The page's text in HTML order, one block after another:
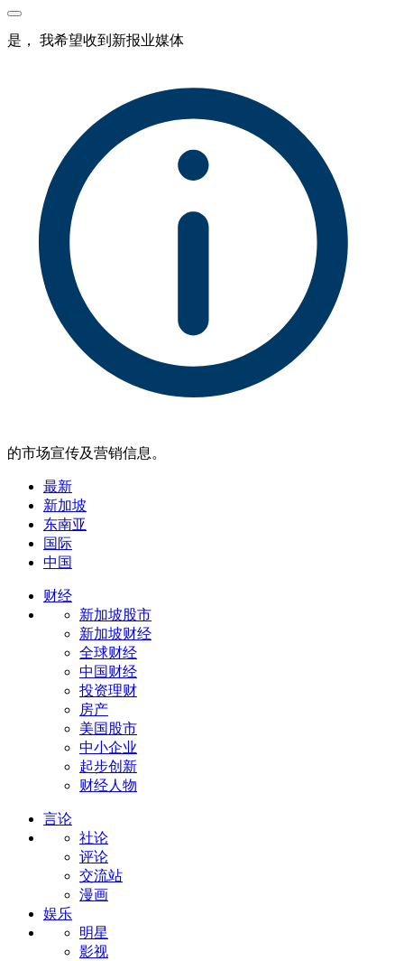
是， 我希望收到新报业媒体
的市场宣传及营销信息。
最新
新加坡
东南亚
国际
中国
财经
新加坡股市
新加坡财经
全球财经
中国财经
投资理财
房产
美国股市
中小企业
起步创新
财经人物
言论
社论
评论
交流站
漫画
娱乐
明星
影视